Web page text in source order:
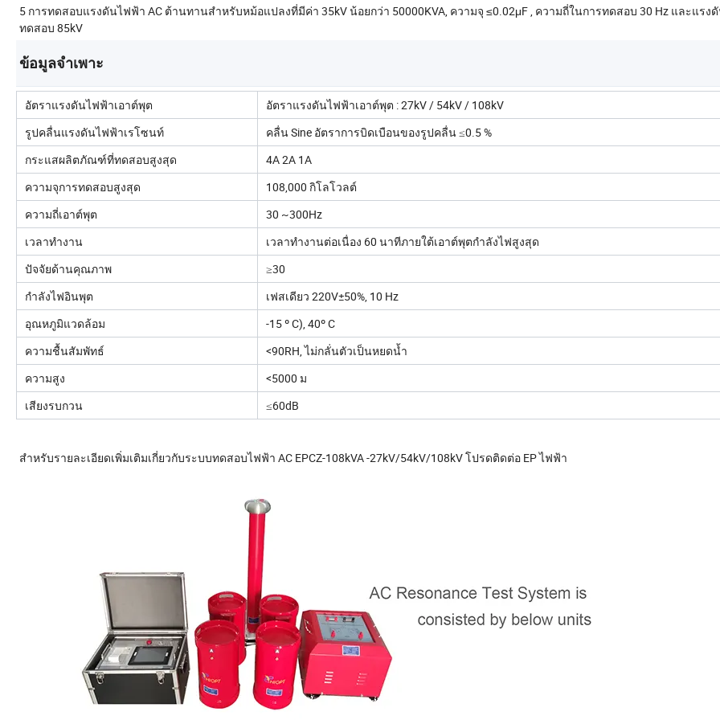
5 การทดสอบแรงดันไฟฟ้า AC ต้านทานสำหรับหม้อแปลงที่มีค่า 35kV น้อยกว่า 50000KVA, ความจุ ≤0.02μF , ความถี่ในการทดสอบ 30 Hz และแรง
ทดสอบ 85kV
ข้อมูลจำเพาะ
อัตราแรงดันไฟฟ้าเอาต์พุต
อัตราแรงดันไฟฟ้าเอาต์พุต : 27kV / 54kV / 108kV
รูปคลื่นแรงดันไฟฟ้าเรโซนท์
คลื่น Sine อัตราการบิดเบือนของรูปคลื่น ≤0.5 %
กระแสผลิตภัณฑ์ที่ทดสอบสูงสุด
4A 2A 1A
ความจุการทดสอบสูงสุด
108,000 กิโลโวลต์
ความถี่เอาต์พุต
30 ~300Hz
เวลาทำงาน
เวลาทำงานต่อเนื่อง 60 นาทีภายใต้เอาต์พุตกำลังไฟสูงสุด
ปัจจัยด้านคุณภาพ
≥30
กำลังไฟอินพุต
เฟสเดียว 220V±50%, 10 Hz
อุณหภูมิแวดล้อม
-15 º C), 40º C
ความชื้นสัมพัทธ์
<90RH, ไม่กลั่นตัวเป็นหยดน้ำ
ความสูง
<5000 ม
เสียงรบกวน
≤60dB
สำหรับรายละเอียดเพิ่มเติมเกี่ยวกับระบบทดสอบไฟฟ้า AC EPCZ-108kVA -27kV/54kV/108kV โปรดติดต่อ EP ไฟฟ้า